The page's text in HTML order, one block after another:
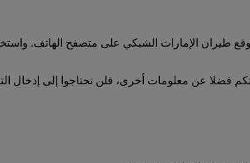
طيران الإمارات الشبكي على متصفح الهاتف.
فضلا عن معلومات أخرى، فلن تحتاجوا إلى إدخال